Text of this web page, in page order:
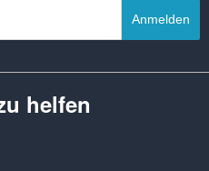
Anmelden
helfen